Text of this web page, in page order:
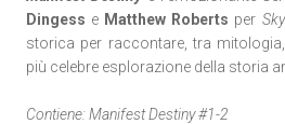
Dingess e Matthew Roberts per
storica per raccontare, tra
più celebre esplorazione della storia
Contiene: Manifest Destiny #1-2